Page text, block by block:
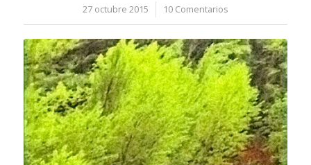
27 octubre 2015
/ 10 Comentarios